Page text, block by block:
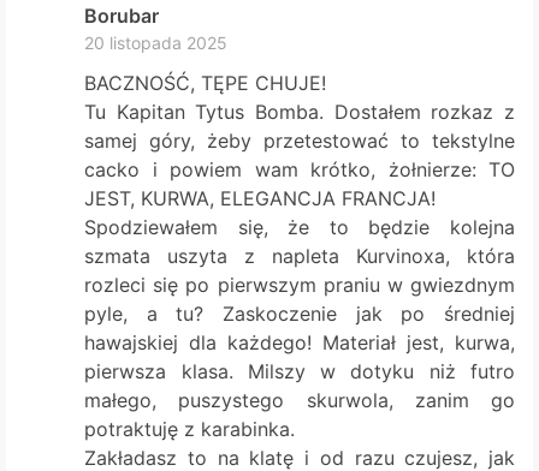
Borubar
20 listopada 2025
BACZNOŚĆ, TĘPE CHUJE!
Tu Kapitan Tytus Bomba. Dostałem rozkaz z
samej góry, żeby przetestować to tekstylne
cacko i powiem wam krótko, żołnierze: TO
JEST, KURWA, ELEGANCJA FRANCJA!
Spodziewałem się, że to będzie kolejna
szmata uszyta z napleta Kurvinoxa, która
rozleci się po pierwszym praniu w gwiezdnym
pyle, a tu? Zaskoczenie jak po średniej
hawajskiej dla każdego! Materiał jest, kurwa,
pierwsza klasa. Milszy w dotyku niż futro
małego, puszystego skurwola, zanim go
potraktuję z karabinka.
Zakładasz to na klatę i od razu czujesz, jak